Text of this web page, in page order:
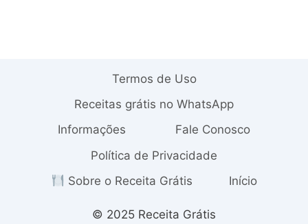
Termos de Uso
Receitas grátis no WhatsApp
Informações
Fale Conosco
Política de Privacidade
Sobre o Receita Grátis
Início
© 2025 Receita Grátis